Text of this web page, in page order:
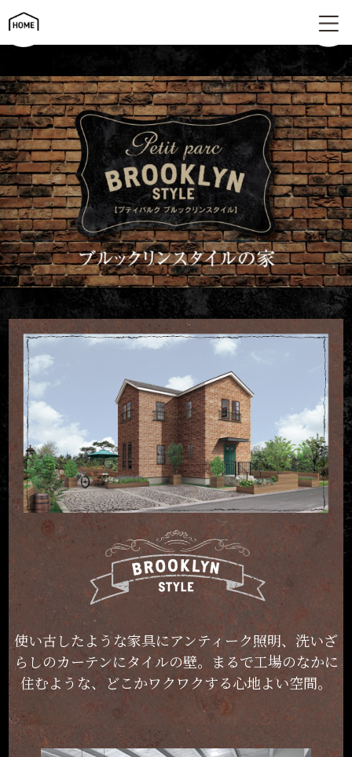
ブルックリンスタイルの家 | プティパルク
使い古したような家具にアンティーク照明、洗いざ
らしのカーテンにタイルの壁。 まるで工場のなかに
住むような、 どこかワクワクする心地よい空間。